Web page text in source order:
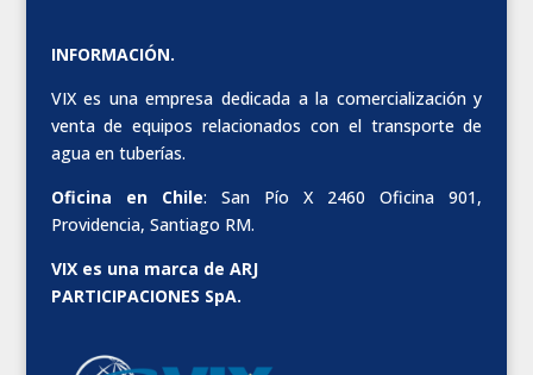
INFORMACIÓN.
VIX es una empresa dedicada a la comercialización y
venta de equipos relacionados con el transporte de
agua en tuberías.
Oficina en Chile: San Pío X 2460 Oficina 901,
Providencia, Santiago RM.
VIX es una marca de ARJ
PARTICIPACIONES SpA.